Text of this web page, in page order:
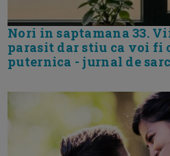
Nori in saptamana 33.
parasit dar stiu ca voi fi
puternica - jurnal de